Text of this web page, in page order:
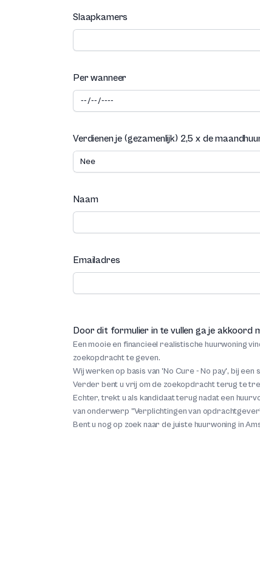
Slaapkamers
Per wanneer
Verdienen je (gezamenlijk) 2,5 x de
Naam
Emailadres
Door dit formulier in te vullen ga je akkoord
Een mooie en financieel realistische huurwoning
zoekopdracht te geven.
Wij werken op basis van 'No Cure - No pay', bij
Verder bent u vrij om de zoekopdracht terug te
Echter, trekt u als kandidaat terug nadat een
van onderwerp "Verplichtingen van
Bent u nog op zoek naar de juiste huurwoning in